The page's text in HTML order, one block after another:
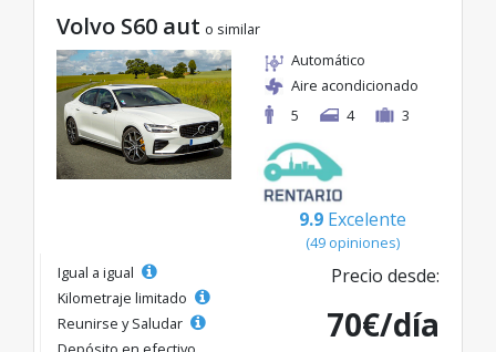
Volvo S60 aut o similar
Automático
Aire acondicionado
5
4 3
9.9 Excelente
(49 opiniones)
Igual a igual
Kilometraje limitado
Reunirse y Saludar
Precio desde:
70€/día